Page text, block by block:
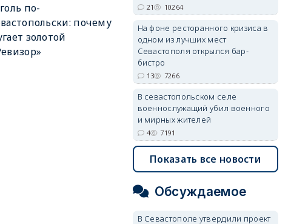
по-
почему
золотой
21 10264
На фоне ресторанного кризиса в
одном из лучших мест
Севастополя открылся бар-
бистро
13 7266
В севастопольском селе
военнослужащий убил военного
и мирных жителей
4 7191
Показать все новости
Обсуждаемое
В Севастополе утвердили проект